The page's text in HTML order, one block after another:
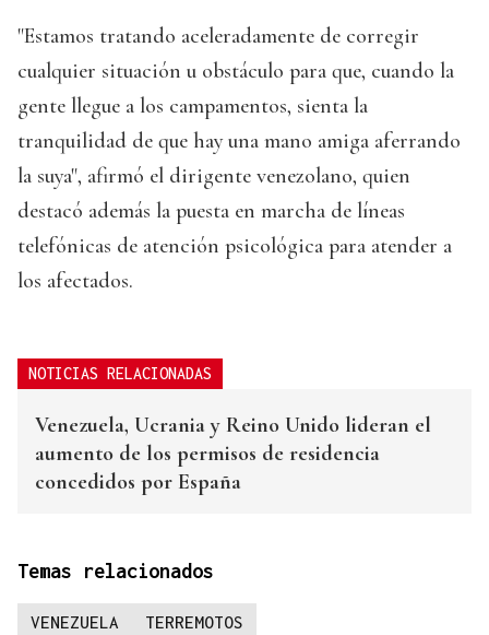
"Estamos tratando aceleradamente de corregir
cualquier situación u obstáculo para que, cuando la
gente llegue a los campamentos, sienta la
tranquilidad de que hay una mano amiga aferrando
la suya", afirmó el dirigente venezolano, quien
destacó además la puesta en marcha de líneas
telefónicas de atención psicológica para atender a
los afectados.
NOTICIAS RELACIONADAS
Venezuela, Ucrania y Reino Unido lideran el
aumento de los permisos de residencia
concedidos por España
Temas relacionados
VENEZUELA TERREMOTOS